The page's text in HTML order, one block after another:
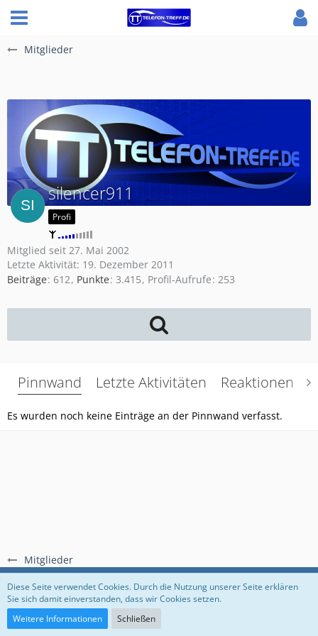
Mitglieder
Mitglieder
silencer911
Profi
Mitglied seit 27. Mai 2002
Letzte Aktivität: 19. Dezember 2011
Beiträge 612 Punkte 3.415 Profil-Aufrufe 253
Pinnwand Letzte Aktivitäten Reaktionen
Es wurden noch keine Einträge an der Pinnwand verfasst.
Regeln Datenschutzerklärung Impressum
Community-Software:
Diese Seite verwendet Cookies. Durch die Nutzung unserer Seite erklären
Sie sich damit einverstanden, dass wir Cookies setzen.
Weitere Informationen
Schließen